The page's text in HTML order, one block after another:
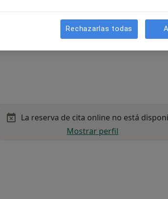
La reserva de cita online no está
Mostrar perfil
Rechazarlas todas